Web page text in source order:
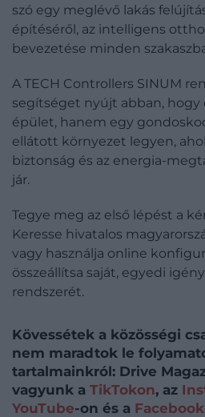
szó egy meglévő lakás
építéséről, az intelligens
bevezetése minden
A TECH Controllers SINUM
segítséget nyújt abban, hogy
épület, hanem egy
ellátott környezet legyen,
biztonság és az energia-
jár.
Tegye meg az első lépést a
Keresse hivatalos
vagy használja online
összeállítsa saját, egyedi
rendszerét.
Kövessétek a közösségi
nem maradtok le
tartalmainkról: Drive
vagyunk a TikTokon, az
YouTube-on és a